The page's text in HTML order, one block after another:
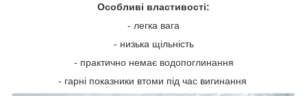
Особливі властивості:
- легка вага
- низька щільність
- практично немає водопоглинання
- гарні показники втоми під час вигинання